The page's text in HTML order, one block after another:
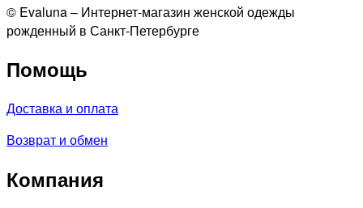
©️ Evaluna – Интернет-магазин женской одежды
рожденный в Санкт-Петербурге
Помощь
Доставка и оплата
Возврат и обмен
Компания